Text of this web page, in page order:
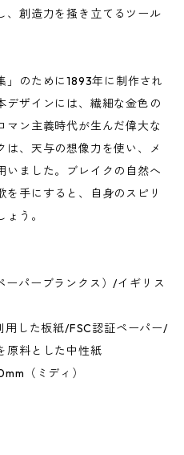
、創造力を掻き立てるツール
」のために1893年に制作され
デザインには、繊細な金色の
マン主義時代が生んだ偉大な
、天与の想像力を使い、メ
いました。ブレイクの自然へ
手にすると、自身のスピリ
う。
パーブランクス）/イギリス
用した板紙/FSC認証ペーパー/
原料とした中性紙
（ミディ）